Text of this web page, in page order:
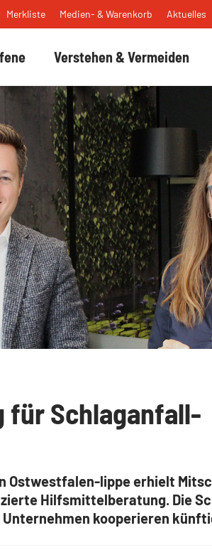
Verstehen & Vermeiden
Merkliste Medien- & Warenkorb Aktuelles
für Schlaganfall-
Ostwestfalen-lippe erhielt
Hilfsmittelberatung. Die
Unternehmen kooperieren